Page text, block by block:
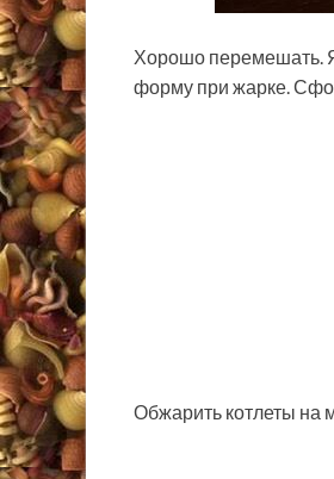
Хорошо перемешать.
форму при жарке.
Обжарить котлеты на